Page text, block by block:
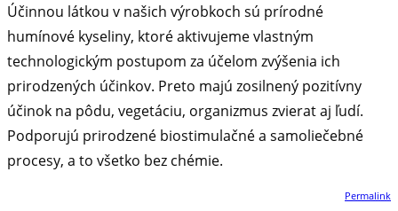
Účinnou látkou v našich výrobkoch sú prírodné
humínové kyseliny, ktoré aktivujeme vlastným
technologickým postupom za účelom zvýšenia ich
prirodzených účinkov. Preto majú zosilnený pozitívny
účinok na pôdu, vegetáciu, organizmus zvierat aj ľudí.
Podporujú prirodzené biostimulačné a samoliečebné
procesy, a to všetko bez chémie.
Permalink